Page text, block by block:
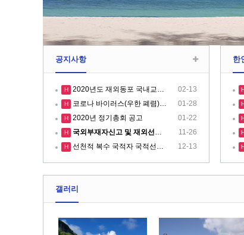
공지사항
H 2020년도 재외동포 국내교유과정(K-HED… 02-13
H 코로나 바이러스(우한 폐렴) 관련 안전공지 01-28
H 2020년 정기총회 공고 01-22
H 국외부재자신고 및 재외선거인 등록신청 안내 11-26
H 선천적 복수 국적자 국적선택신고 안내 12-13
한
갤러리